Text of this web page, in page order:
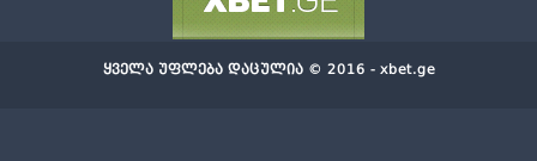
ყველა უფლება დაცულია © 2016 - xbet.ge